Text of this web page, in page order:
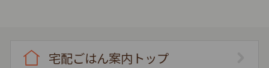
宅配ごはん案内トップ